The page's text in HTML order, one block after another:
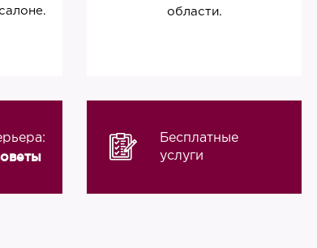
области.
Бесплатные
услуги